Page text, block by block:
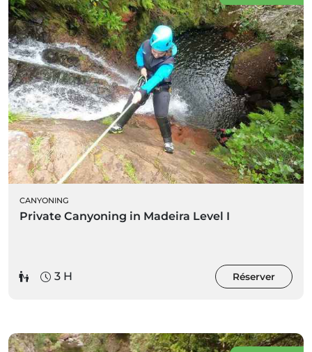
CANYONING
Private Canyoning in Madeira Level I
3 H Réserver